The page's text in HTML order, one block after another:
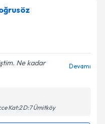
ile bilgilendireceğiz.
ilişkin
ediyorum.
Ne kadar
Devamı
Kat:2 D:7 Ümitköy